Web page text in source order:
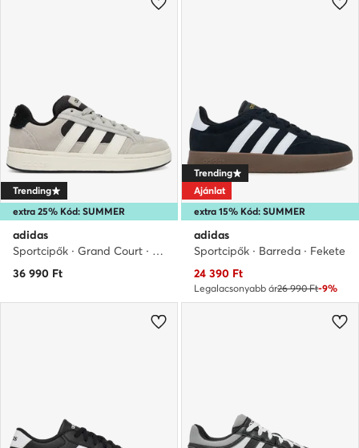
extra 25% Kód: SUMMER
Trending
adidas
Sportcipők · Grand Court · Szürke
36 990 Ft
extra 15% Kód: SUMMER
Trending
Ajánlat
adidas
Sportcipők · Barreda · Fekete
Aktuális ár
24 390 Ft
Legalacsonyabb ár26 990 Ft-9%